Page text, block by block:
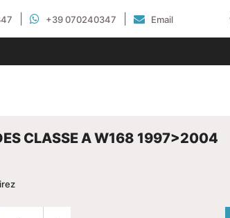
+39 070240347 Email
CLASSE A W168 1997>2004